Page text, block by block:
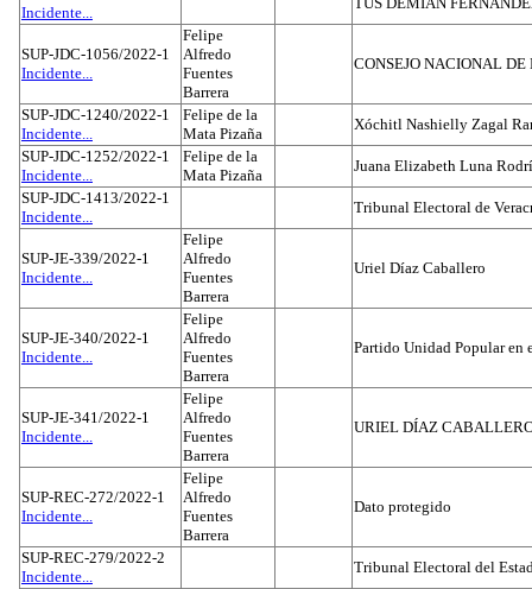
Incidente...
SUP-JDC-1056/2022-1
Incidente...
Felipe
Alfredo
Fuentes
Barrera
CONSEJO NACIONAL
SUP-JDC-1240/2022-1
Incidente...
Felipe de la
Mata Pizaña
Xóchitl Nashielly Zagal
SUP-JDC-1252/2022-1
Incidente...
Felipe de la
Mata Pizaña
Juana Elizabeth Luna
SUP-JDC-1413/2022-1
Incidente...
Tribunal Electoral de
SUP-JE-339/2022-1
Incidente...
Felipe
Alfredo
Fuentes
Barrera
Uriel Díaz Caballero
SUP-JE-340/2022-1
Incidente...
Felipe
Alfredo
Fuentes
Barrera
Partido Unidad Popular en
SUP-JE-341/2022-1
Incidente...
Felipe
Alfredo
Fuentes
Barrera
URIEL DÍAZ
SUP-REC-272/2022-1
Incidente...
Felipe
Alfredo
Fuentes
Barrera
Dato protegido
SUP-REC-279/2022-2
Incidente...
Tribunal Electoral del